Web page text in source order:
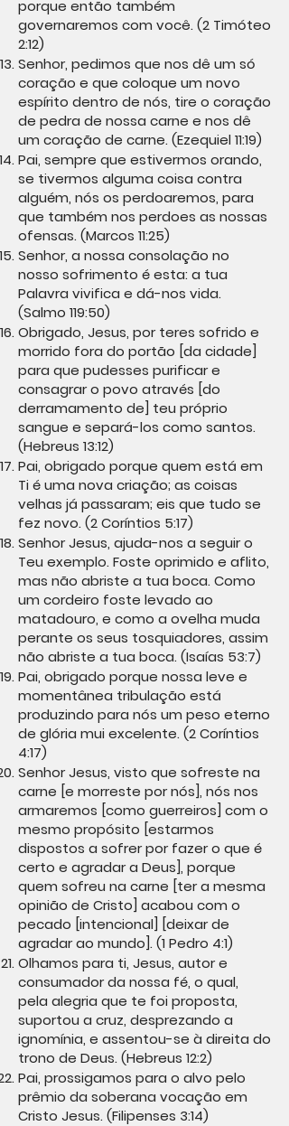
porque então também
governaremos com você. (2 Timóteo
2:12)
Senhor, pedimos que nos dê um só
coração e que coloque um novo
espírito dentro de nós, tire o coração
de pedra de nossa carne e nos dê
um coração de carne. (Ezequiel 11:19)
Pai, sempre que estivermos orando,
se tivermos alguma coisa contra
alguém, nós os perdoaremos, para
que também nos perdoes as nossas
ofensas. (Marcos 11:25)
Senhor, a nossa consolação no
nosso sofrimento é esta: a tua
Palavra vivifica e dá-nos vida.
(Salmo 119:50)
Obrigado, Jesus, por teres sofrido e
morrido fora do portão [da cidade]
para que pudesses purificar e
consagrar o povo através [do
derramamento de] teu próprio
sangue e separá-los como santos.
(Hebreus 13:12)
Pai, obrigado porque quem está em
Ti é uma nova criação; as coisas
velhas já passaram; eis que tudo se
fez novo. (2 Coríntios 5:17)
Senhor Jesus, ajuda-nos a seguir o
Teu exemplo. Foste oprimido e aflito,
mas não abriste a tua boca. Como
um cordeiro foste levado ao
matadouro, e como a ovelha muda
perante os seus tosquiadores, assim
não abriste a tua boca. (Isaías 53:7)
Pai, obrigado porque nossa leve e
momentânea tribulação está
produzindo para nós um peso eterno
de glória mui excelente. (2 Coríntios
4:17)
Senhor Jesus, visto que sofreste na
carne [e morreste por nós], nós nos
armaremos [como guerreiros] com o
mesmo propósito [estarmos
dispostos a sofrer por fazer o que é
certo e agradar a Deus], porque
quem sofreu na carne [ter a mesma
opinião de Cristo] acabou com o
pecado [intencional] [deixar de
agradar ao mundo]. (1 Pedro 4:1)
Olhamos para ti, Jesus, autor e
consumador da nossa fé, o qual,
pela alegria que te foi proposta,
suportou a cruz, desprezando a
ignomínia, e assentou-se à direita do
trono de Deus. (Hebreus 12:2)
Pai, prossigamos para o alvo pelo
prêmio da soberana vocação em
Cristo Jesus. (Filipenses 3:14)